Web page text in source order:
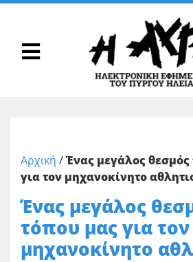
Αρχική /Ένας μεγάλος
για τον μηχανοκίνητο
Ένας μεγάλος
τόπου μας για τον
μηχανοκίνητο